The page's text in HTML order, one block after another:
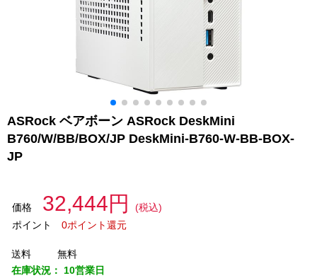
ASRock ベアボーン ASRock DeskMini
B760/W/BB/BOX/JP DeskMini-B760-W-BB-BOX-
JP
価格 32,444円
(税込)
ポイント
0ポイント還元
送料
無料
在庫状況： 10営業日